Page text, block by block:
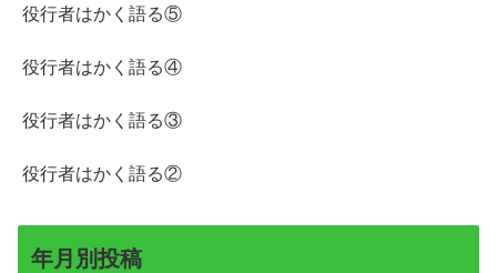
役行者はかく語る⑤
役行者はかく語る④
役行者はかく語る③
役行者はかく語る②
年月別投稿